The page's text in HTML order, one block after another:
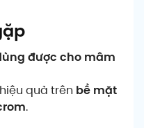
dùng được cho mâm
quả trên bề mặt
.